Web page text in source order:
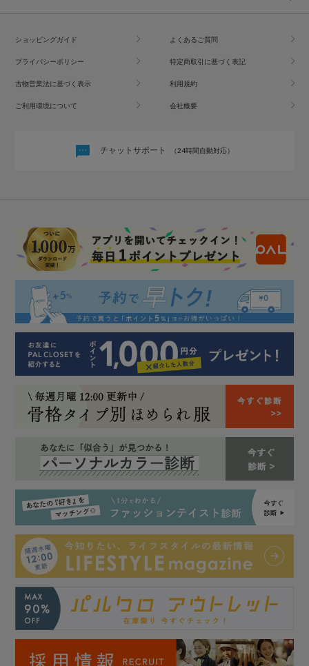
ショッピングガイド よくあるご質問
プライバシーポリシー 特定商取引に基づく表記
古物営業法に基づく表示 利用規約
ご利用環境について 会社概要
チャットサポート （24時間自動対応）